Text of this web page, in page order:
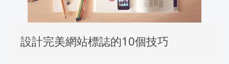
設計完美網站標誌的10個技巧